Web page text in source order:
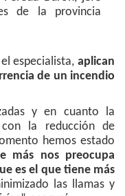
de la provincia
especialista, aplican
de un incendio
y en cuanto la
con la reducción de
hemos estado
más nos preocupa
es el que tiene más
las llamas y